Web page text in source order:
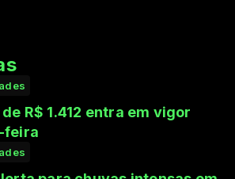
R$ 1.412 entra em vigor
feira